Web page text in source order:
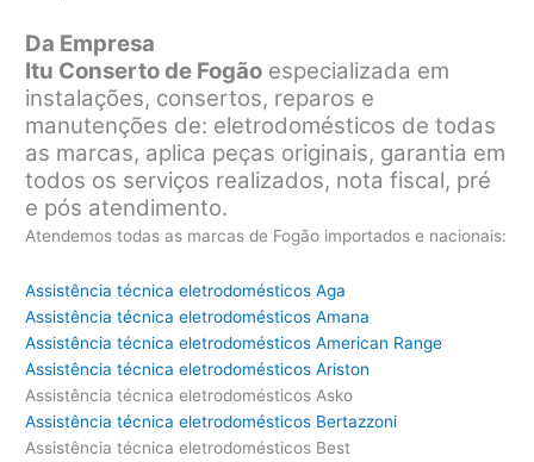
Da Empresa
Itu Conserto de Fogão especializada em
instalações, consertos, reparos e
manutenções de: eletrodomésticos de todas
as marcas, aplica peças originais, garantia em
todos os serviços realizados, nota fiscal, pré
e pós atendimento.
Atendemos todas as marcas de Fogão importados e nacionais:
Assistência técnica eletrodomésticos Aga
Assistência técnica eletrodomésticos Amana
Assistência técnica eletrodomésticos American Range
Assistência técnica eletrodomésticos Ariston
Assistência técnica eletrodomésticos Asko
Assistência técnica eletrodomésticos Bertazzoni
Assistência técnica eletrodomésticos Best